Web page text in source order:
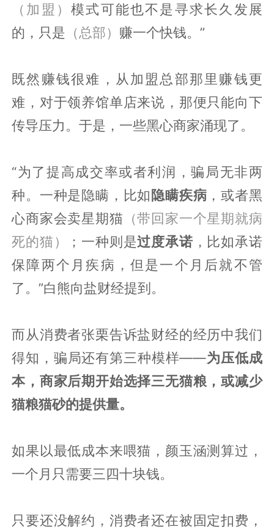
（加盟）模式可能也不是寻求长久发展
的，只是 （总部） 赚一个快钱。”
既然赚钱很难，从加盟总部那里赚钱更
难，对于领养馆单店来说，那便只能向下
传导压力。于是，一些黑心商家涌现了。
“为了提高成交率或者利润，骗局无非两
种。一种是隐瞒，比如隐瞒疾病 ，或者黑
心商家会卖星期猫 （带回家一个星期就病
死的猫）
；一种则是过度承诺 ，比如承诺
保障两个月疾病，但是一个月后就不管
了。”白熊向盐财经提到。
而从消费者张栗告诉盐财经的经历中我们
得知，骗局还有第三种模样——为压低成
本，商家后期开始选择三无猫粮，或减少
猫粮猫砂的提供量。
如果以最低成本来喂猫，颜玉涵测算过，
一个月只需要三四十块钱。
只要还没解约，消费者还在被固定扣费，